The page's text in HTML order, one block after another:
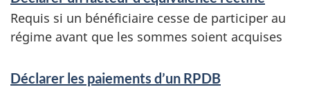
s
e
t
Requis si un bénéficiaire cesse de participer au
régime avant que les sommes soient acquises
Déclarer les paiements d’un RPDB